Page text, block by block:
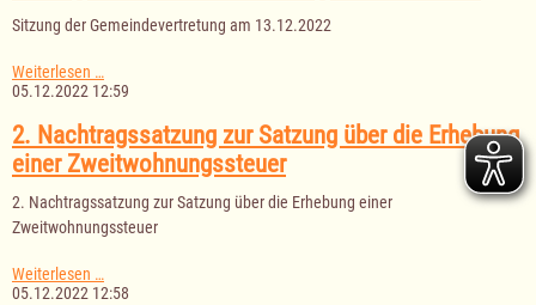
Nr.
9
1)
und
Änderung
B-
Plan
9
Teilbereich
Sitzung der Gemeindevertretung am 13.12.2022
Weiterlesen …
der
am
13.12.2022
05.12.2022 12:59
2. Nachtragssatzung zur Satzung über die Erhebung
einer Zweitwohnungssteuer
2. Nachtragssatzung zur Satzung über die Erhebung einer
Zweitwohnungssteuer
Weiterlesen …2.
Nachtragssatzung
05.12.2022 12:58